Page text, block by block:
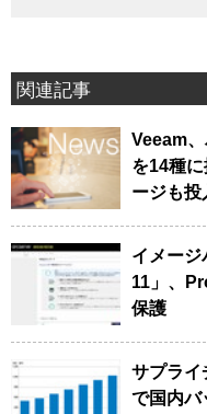
関連記事
Veeam
を14種
ージも投
イメー
11」、
保護
サプライ
で国内バ